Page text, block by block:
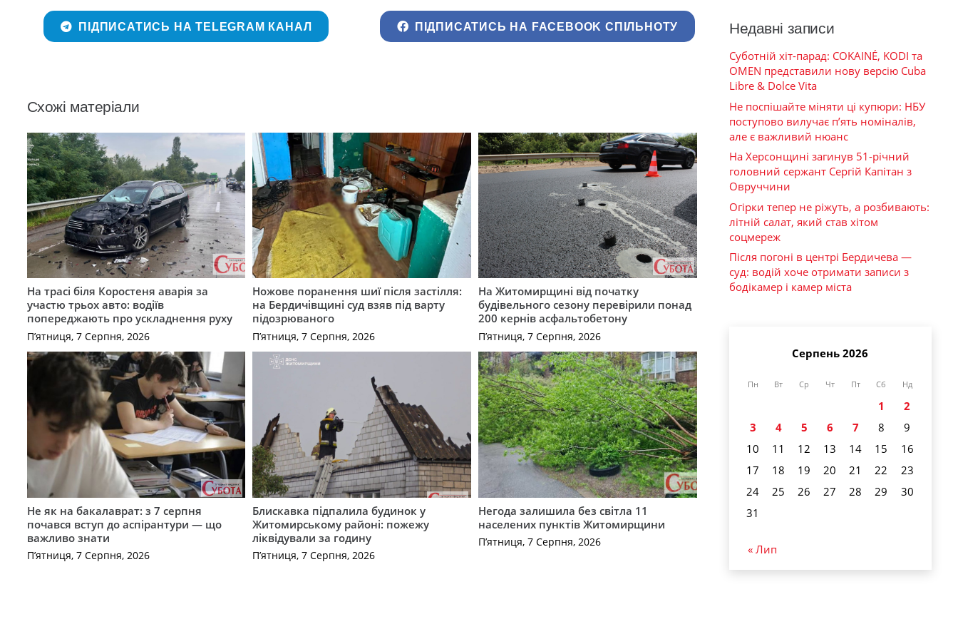
ПІДПИСАТИСЬ НА TELEGRAM КАНАЛ ПІДПИСАТИСЬ НА FACEBOOK СПІЛЬНОТУ
Схожі матеріали
На трасі біля Коростеня аварія за
участю трьох авто: водіїв
попереджають про ускладнення руху
П’ятниця, 7 Серпня, 2026
Ножове поранення шиї після застілля:
на Бердичівщині суд взяв під варту
підозрюваного
П’ятниця, 7 Серпня, 2026
На Житомирщині від початку
будівельного сезону перевірили понад
200 кернів асфальтобетону
П’ятниця, 7 Серпня, 2026
Не як на бакалаврат: з 7 серпня
почався вступ до аспірантури — що
важливо знати
П’ятниця, 7 Серпня, 2026
Блискавка підпалила будинок у
Житомирському районі: пожежу
ліквідували за годину
П’ятниця, 7 Серпня, 2026
Негода залишила без світла 11
населених пунктів Житомирщини
П’ятниця, 7 Серпня, 2026
Недавні записи
Суботній хіт-парад: COKAINÉ, KODI та
OMEN представили нову версію Cuba
Libre & Dolce Vita
Не поспішайте міняти ці купюри: НБУ
поступово вилучає п’ять номіналів,
але є важливий нюанс
На Херсонщині загинув 51-річний
головний сержант Сергій Капітан з
Овруччини
Огірки тепер не ріжуть, а розбивають:
літній салат, який став хітом
соцмереж
Після погоні в центрі Бердичева —
суд: водій хоче отримати записи з
бодікамер і камер міста
Серпень 2026
Пн Вт Ср Чт Пт Сб Нд
1
2
3
4 5 6 7 8
9
10
11 12 13 14 15
16
17
18 19 20 21 22
23
24
25 26 27 28 29
30
31
« Лип